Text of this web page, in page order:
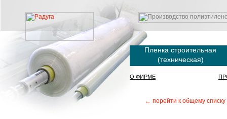
Пленка строительная
(техническая)
О ФИРМЕ
← перейти к общему списку